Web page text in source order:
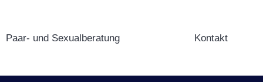
Paar- und Sexualberatung Kontakt